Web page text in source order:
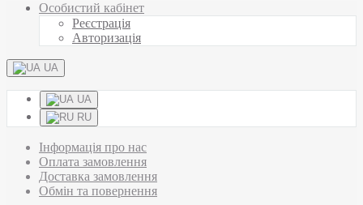
Особистий кабінет
Реєстрація
Авторизація
UA
UA
RU
Інформація про нас
Оплата замовлення
Доставка замовлення
Обмін та повернення